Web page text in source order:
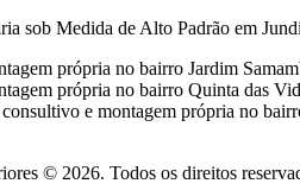
sob Medida de Alto Padrão em
própria no bairro Jardim
própria no bairro Quinta das
e montagem própria no
© 2026. Todos os direitos